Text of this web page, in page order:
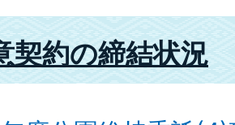
契約の締結状況